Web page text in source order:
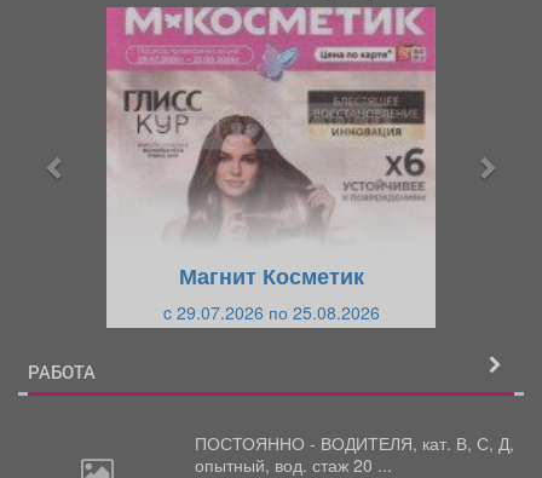
Магнит Косметик
c 29.07.2026 по 25.08.2026
РАБОТА
ПОСТОЯННО - ВОДИТЕЛЯ, кат. В, С, Д,
опытный, вод. стаж 20 ...